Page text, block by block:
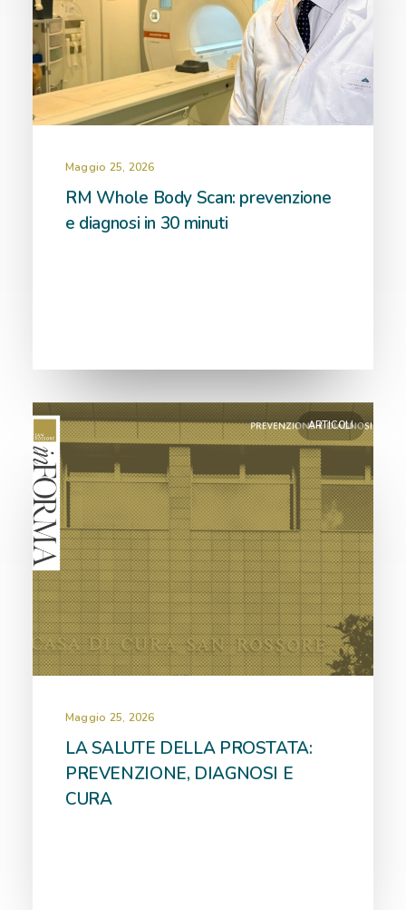
Maggio 25, 2026
RM Whole Body Scan: prevenzione
e diagnosi in 30 minuti
ARTICOLI
Maggio 25, 2026
LA SALUTE DELLA PROSTATA:
PREVENZIONE, DIAGNOSI E
CURA